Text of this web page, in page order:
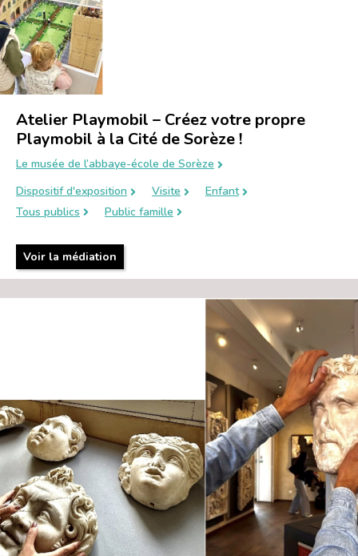
Atelier Playmobil – Créez votre propre
Playmobil à la Cité de Sorèze !
Le musée de l’abbaye-école de Sorèze
Dispositif d'exposition
Visite
Enfant
Tous publics
Public famille
Voir la médiation